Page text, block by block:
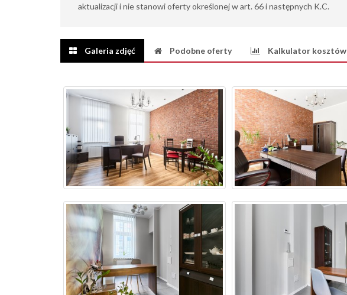
aktualizacji i nie stanowi oferty określonej w art. 66 i następnych K.C.
Galeria zdjęć Podobne oferty Kalkulator kosztów